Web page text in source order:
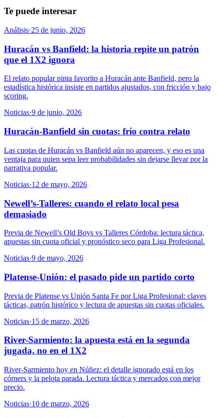
Te puede interesar
Análisis·25 de junio, 2026
Huracán vs Banfield: la historia repite un patrón
que el 1X2 ignora
El relato popular pinta favorito a Huracán ante Banfield, pero la
estadística histórica insiste en partidos ajustados, con fricción y bajo
scoring.
Noticias·9 de junio, 2026
Huracán-Banfield sin cuotas: frío contra relato
Las cuotas de Huracán vs Banfield aún no aparecen, y eso es una
ventaja para quien sepa leer probabilidades sin dejarse llevar por la
narrativa popular.
Noticias·12 de mayo, 2026
Newell’s-Talleres: cuando el relato local pesa
demasiado
Previa de Newell’s Old Boys vs Talleres Córdoba: lectura táctica,
apuestas sin cuota oficial y pronóstico seco para Liga Profesional.
Noticias·9 de mayo, 2026
Platense-Unión: el pasado pide un partido corto
Previa de Platense vs Unión Santa Fe por Liga Profesional: claves
tácticas, patrón histórico y lectura de apuestas sin cuotas oficiales.
Noticias·15 de marzo, 2026
River-Sarmiento: la apuesta está en la segunda
jugada, no en el 1X2
River-Sarmiento hoy en Núñez: el detalle ignorado está en los
córners y la pelota parada. Lectura táctica y mercados con mejor
precio.
Noticias·10 de marzo, 2026